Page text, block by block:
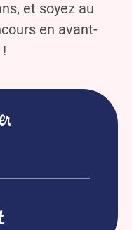
et soyez au
en avant-